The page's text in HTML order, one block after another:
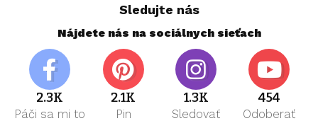
Sledujte nás
Nájdete nás na sociálnych sieťach
2.3K
Páči sa mi to
2.1K
Pin
1.3K
Sledovať
454
Odoberať